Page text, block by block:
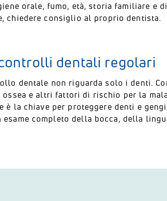
orale, fumo, età, storia familiare e
chiedere consiglio al proprio dentista.
dentali regolari
dentale non riguarda solo i denti.
e altri fattori di rischio per la
è la chiave per proteggere denti e
esame completo della bocca, della